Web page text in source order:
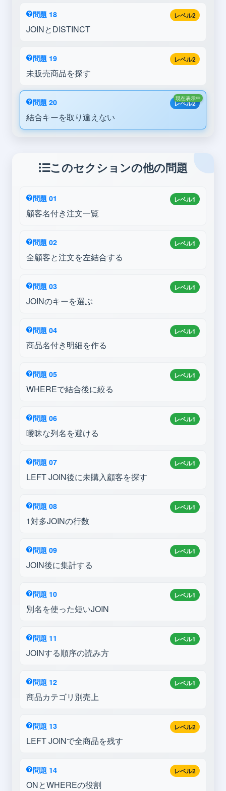
レベル2
問題 18
JOINとDISTINCT
レベル2
問題 19
未販売商品を探す
レベル2
問題 20
結合キーを取り違えない
現在表示中
このセクションの他の問題
レベル1
問題 01
顧客名付き注文一覧
レベル1
問題 02
全顧客と注文を左結合する
レベル1
問題 03
JOINのキーを選ぶ
レベル1
問題 04
商品名付き明細を作る
レベル1
問題 05
WHEREで結合後に絞る
レベル1
問題 06
曖昧な列名を避ける
レベル1
問題 07
LEFT JOIN後に未購入顧客を探す
レベル1
問題 08
1対多JOINの行数
レベル1
問題 09
JOIN後に集計する
レベル1
問題 10
別名を使った短いJOIN
レベル1
問題 11
JOINする順序の読み方
レベル1
問題 12
商品カテゴリ別売上
レベル2
問題 13
LEFT JOINで全商品を残す
レベル2
問題 14
ONとWHEREの役割